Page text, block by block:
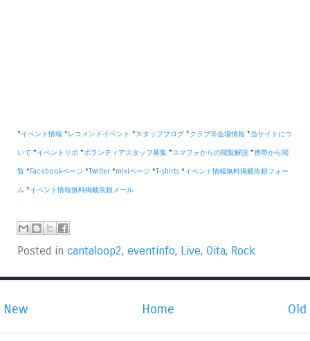
*イベント情報 *レコメンドイベント *スタッフブログ *クラブ等会場情報 *当サイトにつ
いて *イベントリポ *ボランティアスタッフ募集 *スマフォからの閲覧解説 *携帯から閲
覧 * Facebookページ *Twitter *mixiページ *T-shirts *イベント情報無料掲載依頼フォー
ム *イベント情報無料掲載依頼メール
Posted in cantaloop2, eventinfo, Live, Oita, Rock
New Old
Home